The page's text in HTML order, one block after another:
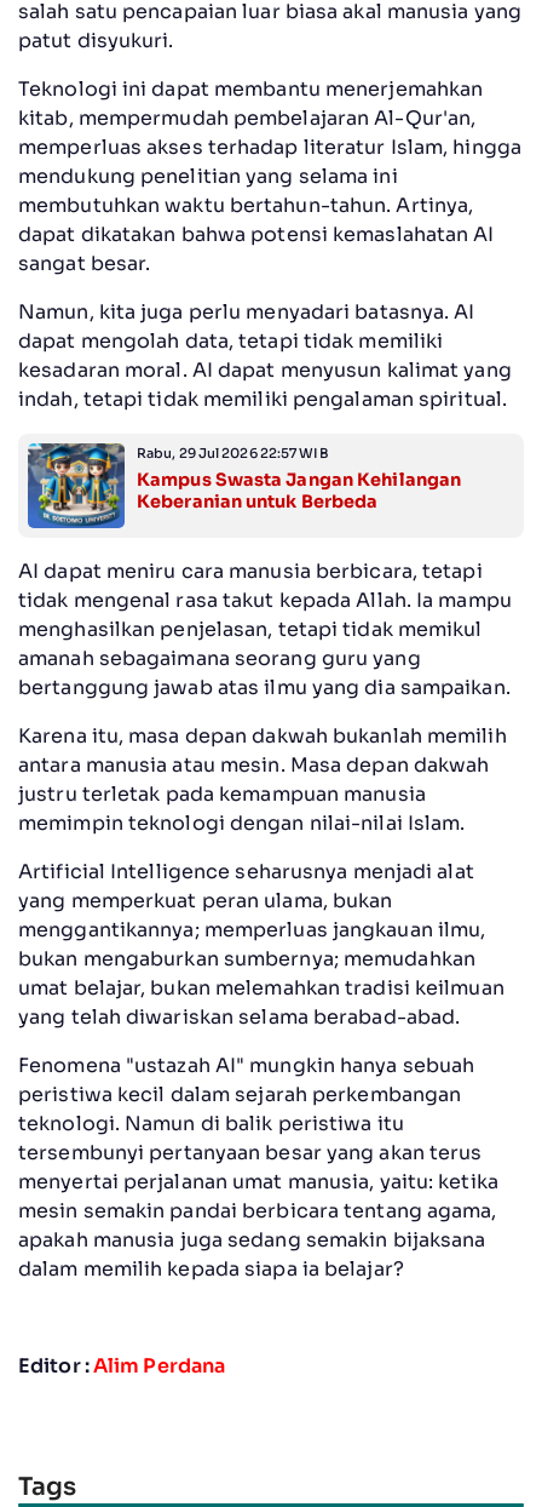
salah satu pencapaian luar biasa akal manusia yang
patut disyukuri.
Teknologi ini dapat membantu menerjemahkan
kitab, mempermudah pembelajaran Al-Qur'an,
memperluas akses terhadap literatur Islam, hingga
mendukung penelitian yang selama ini
membutuhkan waktu bertahun-tahun. Artinya,
dapat dikatakan bahwa potensi kemaslahatan AI
sangat besar.
Namun, kita juga perlu menyadari batasnya. AI
dapat mengolah data, tetapi tidak memiliki
kesadaran moral. AI dapat menyusun kalimat yang
indah, tetapi tidak memiliki pengalaman spiritual.
Rabu, 29 Jul 2026 22:57 WIB
Kampus Swasta Jangan Kehilangan
Keberanian untuk Berbeda
AI dapat meniru cara manusia berbicara, tetapi
tidak mengenal rasa takut kepada Allah. Ia mampu
menghasilkan penjelasan, tetapi tidak memikul
amanah sebagaimana seorang guru yang
bertanggung jawab atas ilmu yang dia sampaikan.
Karena itu, masa depan dakwah bukanlah memilih
antara manusia atau mesin. Masa depan dakwah
justru terletak pada kemampuan manusia
memimpin teknologi dengan nilai-nilai Islam.
Artificial Intelligence seharusnya menjadi alat
yang memperkuat peran ulama, bukan
menggantikannya; memperluas jangkauan ilmu,
bukan mengaburkan sumbernya; memudahkan
umat belajar, bukan melemahkan tradisi keilmuan
yang telah diwariskan selama berabad-abad.
Fenomena "ustazah AI" mungkin hanya sebuah
peristiwa kecil dalam sejarah perkembangan
teknologi. Namun di balik peristiwa itu
tersembunyi pertanyaan besar yang akan terus
menyertai perjalanan umat manusia, yaitu: ketika
mesin semakin pandai berbicara tentang agama,
apakah manusia juga sedang semakin bijaksana
dalam memilih kepada siapa ia belajar?
Editor :Alim Perdana
Tags